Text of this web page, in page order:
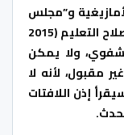
و”مجلس
عزيمان”، إلى كون الرؤية الاستراتيجية لإصلاح التعليم (2015
للشفوي، ولا يمكن
مقبول، لأنه لا
إذن اللافتات